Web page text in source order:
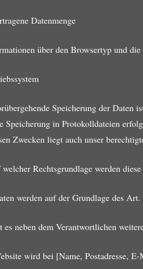
Datenmenge
über den Browsertyp und die
Speicherung der Daten
Speicherung in Protokolldateien
Zwecken liegt auch unser
Rechtsgrundlage werden
werden auf der Grundlage des
es neben dem Verantwortlichen
wird bei [Name, Postadresse,